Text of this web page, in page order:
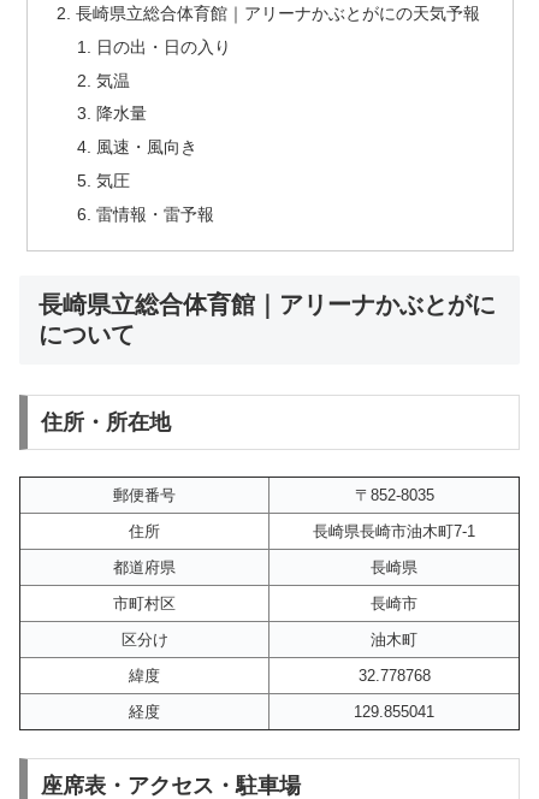
長崎県立総合体育館｜アリーナかぶとがにの天気予報
日の出・日の入り
気温
降水量
風速・風向き
気圧
雷情報・雷予報
長崎県立総合体育館｜アリーナかぶとがに
について
住所・所在地
郵便番号
〒852-8035
住所
長崎県長崎市油木町7-1
都道府県
長崎県
市町村区
長崎市
区分け
油木町
緯度
32.778768
経度
129.855041
座席表・アクセス・駐車場